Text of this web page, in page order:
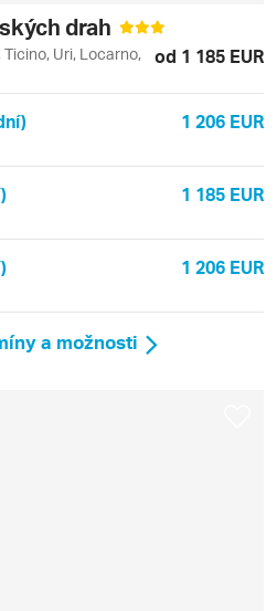
drah
Uri, Locarno,
od 1 185 EUR
1 206 EUR
1 185 EUR
1 206 EUR
a možnosti